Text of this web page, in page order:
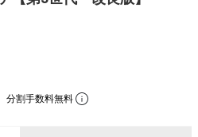
分割手数料無料